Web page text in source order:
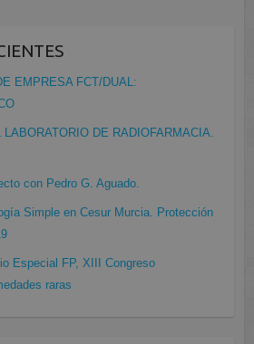
EMPRESA FCT/DUAL:
DE RADIOFARMACIA.
con Pedro G. Aguado.
Simple en Cesur Murcia. Protección
Especial FP, XIII Congreso
raras